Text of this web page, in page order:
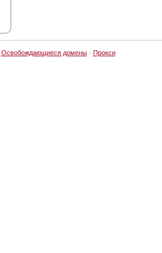
Освобождающиеся домены· Прокси